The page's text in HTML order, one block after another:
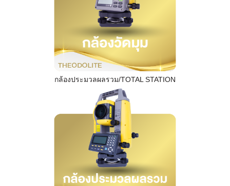
กล้องประมวลผลรวม/TOTAL STATION